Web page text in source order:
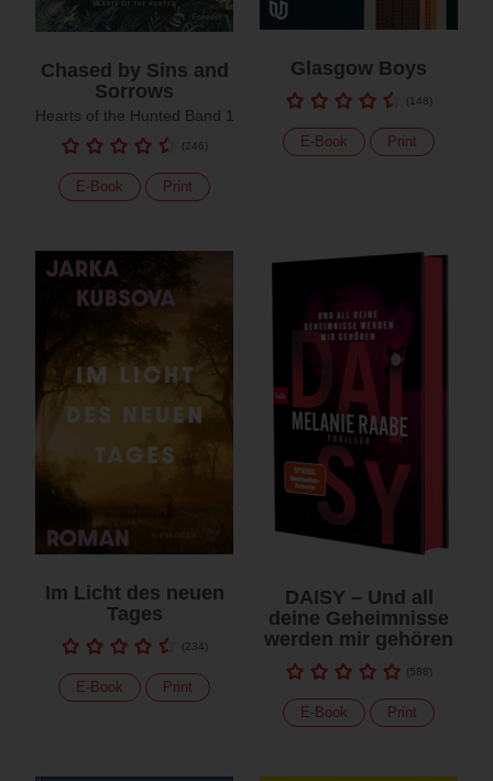
Chased by Sins and
Sorrows
Hearts of the Hunted Band 1
(246)
E-Book Print
Glasgow Boys
(148)
E-Book Print
Im Licht des neuen
Tages
(234)
E-Book Print
DAISY – Und all
deine Geheimnisse
werden mir gehören
(588)
E-Book Print